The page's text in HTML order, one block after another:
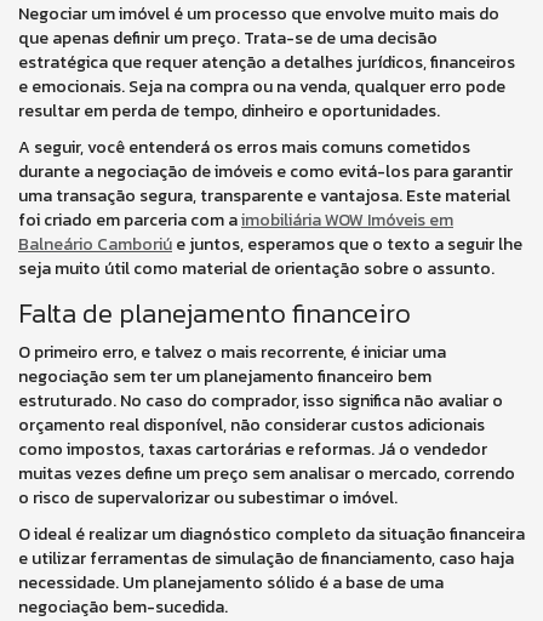
Negociar um imóvel é um processo que envolve muito mais do
que apenas definir um preço. Trata-se de uma decisão
estratégica que requer atenção a detalhes jurídicos, financeiros
e emocionais. Seja na compra ou na venda, qualquer erro pode
resultar em perda de tempo, dinheiro e oportunidades.
A seguir, você entenderá os erros mais comuns cometidos
durante a negociação de imóveis e como evitá-los para garantir
uma transação segura, transparente e vantajosa. Este material
foi criado em parceria com aimobiliária WOW Imóveis em
Balneário Camboriúe juntos, esperamos que o texto a seguir lhe
seja muito útil como material de orientação sobre o assunto.
Falta de planejamento financeiro
O primeiro erro, e talvez o mais recorrente, é iniciar uma
negociação sem ter um planejamento financeiro bem
estruturado. No caso do comprador, isso significa não avaliar o
orçamento real disponível, não considerar custos adicionais
como impostos, taxas cartorárias e reformas. Já o vendedor
muitas vezes define um preço sem analisar o mercado, correndo
o risco de supervalorizar ou subestimar o imóvel.
O ideal é realizar um diagnóstico completo da situação financeira
e utilizar ferramentas de simulação de financiamento, caso haja
necessidade. Um planejamento sólido é a base de uma
negociação bem-sucedida.